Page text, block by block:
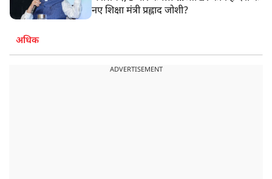
नए शिक्षा मंत्री प्रह्लाद जोशी?
अधिक
ADVERTISEMENT